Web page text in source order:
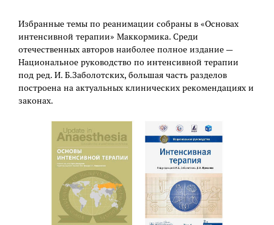
Избранные темы по реанимации собраны в «Основах
интенсивной терапии» Маккормика. Среди
отечественных авторов наиболее полное издание —
Национальное руководство по интенсивной терапии
под ред. И. Б.Заболотских, большая часть разделов
построена на актуальных клинических рекомендациях и
законах.